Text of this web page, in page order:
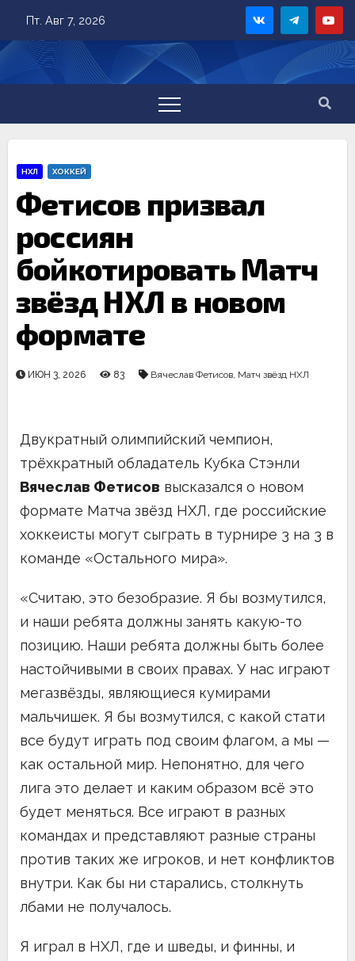
content
Пт. Авг 7, 2026
НХЛ ХОККЕЙ
Фетисов призвал
россиян
бойкотировать Матч
звёзд НХЛ в новом
формате
ИЮН 3, 2026 83 Вячеслав Фетисов, Матч звёзд НХЛ
Двукратный олимпийский чемпион,
трёхкратный обладатель Кубка Стэнли
Вячеслав Фетисов высказался о новом
формате Матча звёзд НХЛ, где российские
хоккеисты могут сыграть в турнире 3 на 3 в
команде «Остального мира».
«Считаю, это безобразие. Я бы возмутился,
и наши ребята должны занять какую-то
позицию. Наши ребята должны быть более
настойчивыми в своих правах. У нас играют
мегазвёзды, являющиеся кумирами
мальчишек. Я бы возмутился, с какой стати
все будут играть под своим флагом, а мы —
как остальной мир. Непонятно, для чего
лига это делает и каким образом всё это
будет меняться. Все играют в разных
командах и представляют разные страны
против таких же игроков, и нет конфликтов
внутри. Как бы ни старались, столкнуть
лбами не получалось.
Я играл в НХЛ, где и шведы, и финны, и